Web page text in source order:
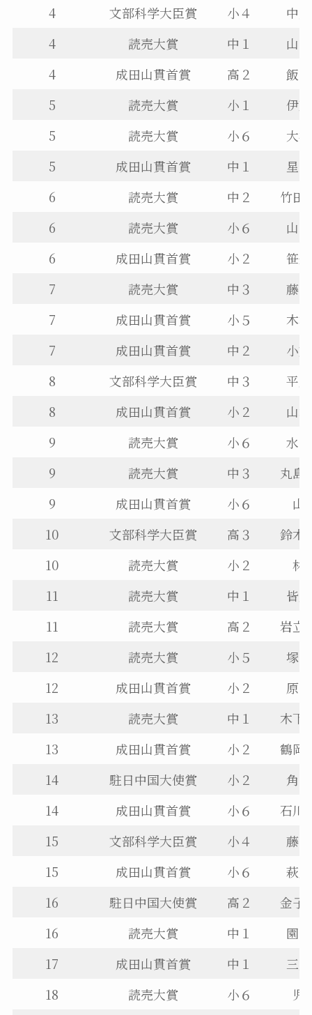
4
文部科学大臣賞 小４
中
4
読売大賞 中１
山
4
成田山貫首賞 高２
飯
5
読売大賞 小１
伊
5
読売大賞 小６
大
5
成田山貫首賞 中１
星
6
読売大賞 中２
竹田
6
読売大賞 小６
山
6
成田山貫首賞 小２
笹
7
読売大賞 中３
藤
7
成田山貫首賞 小５
木
7
成田山貫首賞 中２
小
8
文部科学大臣賞 中３
平
8
成田山貫首賞 小２
山
9
読売大賞 小６
水
9
読売大賞 中３
丸島
9
成田山貫首賞 小６
山
10
文部科学大臣賞 高３
鈴木
10
読売大賞 小２
林
11
読売大賞 中１
皆
11
読売大賞 高２
岩立
12
読売大賞 小５
塚
12
成田山貫首賞 小２
原
13
読売大賞 中１
木下
13
成田山貫首賞 小２
鶴岡
14
駐日中国大使賞 小２
角
14
成田山貫首賞 小６
石川
15
文部科学大臣賞 小４
藤
15
成田山貫首賞 小６
萩
16
駐日中国大使賞 高２
金子
16
読売大賞 中１
園
17
成田山貫首賞 中１
三
18
読売大賞 小６
児